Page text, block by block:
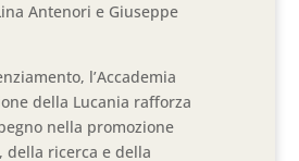
Antenori e Giuseppe
l’Accademia
della Lucania rafforza
nella promozione
della ricerca e della